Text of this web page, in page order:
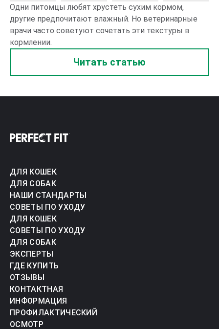
Одни питомцы любят хрустеть сухим кормом,
другие предпочитают влажный. Но ветеринарные
врачи часто советуют сочетать эти текстуры в
кормлении.
Читать статью
ДЛЯ КОШЕК
ДЛЯ СОБАК
НАШИ СТАНДАРТЫ
СОВЕТЫ ПО УХОДУ
ДЛЯ КОШЕК
СОВЕТЫ ПО УХОДУ
ДЛЯ СОБАК
ЭКСПЕРТЫ
ГДЕ КУПИТЬ
ОТЗЫВЫ
КОНТАКТНАЯ
ИНФОРМАЦИЯ
ПРОФИЛАКТИЧЕСКИЙ
ОСМОТР